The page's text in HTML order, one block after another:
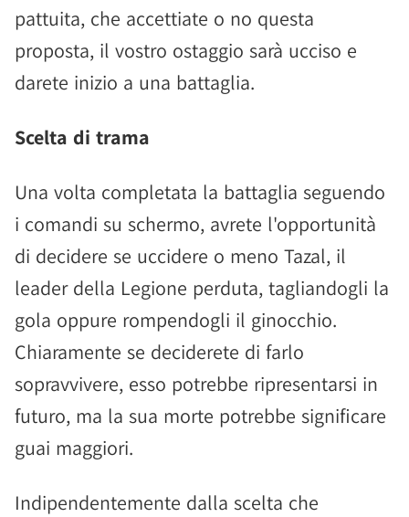
pattuita, che accettiate o no questa
proposta, il vostro ostaggio sarà ucciso e
darete inizio a una battaglia.
Scelta di trama
Una volta completata la battaglia seguendo
i comandi su schermo, avrete l'opportunità
di decidere se uccidere o meno Tazal, il
leader della Legione perduta, tagliandogli la
gola oppure rompendogli il ginocchio.
Chiaramente se deciderete di farlo
sopravvivere, esso potrebbe ripresentarsi in
futuro, ma la sua morte potrebbe significare
guai maggiori.
Indipendentemente dalla scelta che